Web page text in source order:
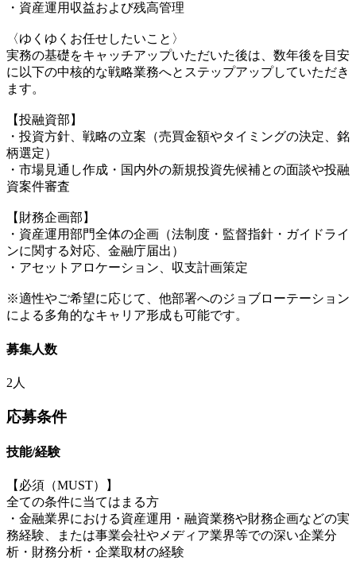
・資産運用収益および残高管理
〈ゆくゆくお任せしたいこと〉
実務の基礎をキャッチアップいただいた後は、数年後を目安
に以下の中核的な戦略業務へとステップアップしていただき
ます。
【投融資部】
・投資方針、戦略の立案（売買金額やタイミングの決定、銘
柄選定）
・市場見通し作成・国内外の新規投資先候補との面談や投融
資案件審査
【財務企画部】
・資産運用部門全体の企画（法制度・監督指針・ガイドライ
ンに関する対応、金融庁届出）
・アセットアロケーション、収支計画策定
※適性やご希望に応じて、他部署へのジョブローテーション
による多角的なキャリア形成も可能です。
募集人数
2人
応募条件
技能/経験
【必須（MUST）】
全ての条件に当てはまる方
・金融業界における資産運用・融資業務や財務企画などの実
務経験、または事業会社やメディア業界等での深い企業分
析・財務分析・企業取材の経験